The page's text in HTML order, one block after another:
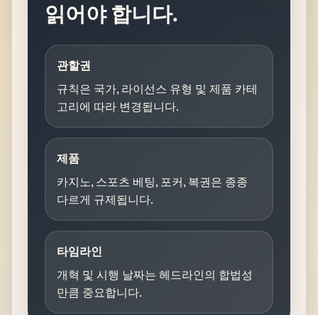
읽어야 합니다.
관할권
규칙은 국가, 라이선스 유형 및 제품 카테
고리에 따라 변경됩니다.
제품
카지노, 스포츠 베팅, 포커, 복권은 종종
다르게 규제됩니다.
타임라인
개혁 및 시행 날짜는 헤드라인의 합법성
만큼 중요합니다.